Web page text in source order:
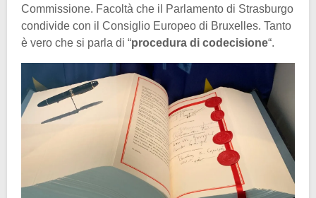
Commissione. Facoltà che il Parlamento di Strasburgo
condivide con il Consiglio Europeo di Bruxelles. Tanto
è vero che si parla di “procedura di codecisione“.